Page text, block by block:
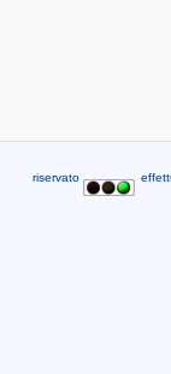
riservato